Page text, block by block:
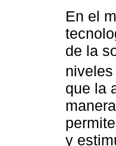
En el
de la
que la
y